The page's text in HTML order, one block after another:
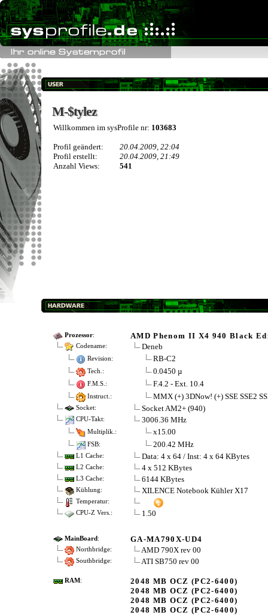
M-$tylez
M-$tylez
Willkommen im sysProfile nr: 103683
Profil geändert:
20.04.2009, 22:04
Profil erstellt:
20.04.2009, 21:49
Anzahl Views:
541
Prozessor: AMD Phenom II X4 940 Black
Codename: Deneb
Revision: RB-C2
Tech.: 0.0450 µ
F.M.S.: F.4.2 - Ext. 10.4
Instruct.: MMX (+) 3DNow! (+) SSE SSE2
Socket: Socket AM2+ (940)
CPU-Takt: 3006.36 MHz
Multiplik.: x15.00
FSB: 200.42 MHz
L1 Cache: Data: 4 x 64 / Inst: 4 x 64 KBytes
L2 Cache: 4 x 512 KBytes
L3 Cache: 6144 KBytes
Kühlung: XILENCE Notebook Kühler X17
Temperatur:
CPU-Z Vers.:
1.50
MainBoard: GA-MA790X-UD4
Northbridge: AMD 790X rev 00
Southbridge: ATI SB750 rev 00
RAM:
2048 MB OCZ (PC2-6400)
2048 MB OCZ (PC2-6400)
2048 MB OCZ (PC2-6400)
2048 MB OCZ (PC2-6400)